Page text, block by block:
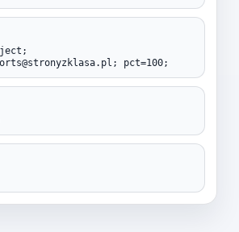
pct=100;